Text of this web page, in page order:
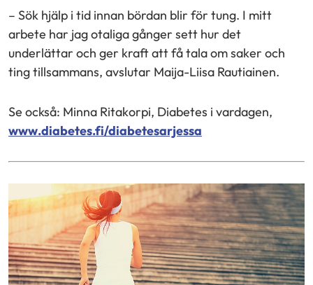
– Sök hjälp i tid innan bördan blir för tung. I mitt
arbete har jag otaliga gånger sett hur det
underlättar och ger kraft att få tala om saker och
ting tillsammans, avslutar Maija-Liisa Rautiainen.
Se också: Minna Ritakorpi, Diabetes i vardagen,
www.diabetes.fi/diabetesarjessa